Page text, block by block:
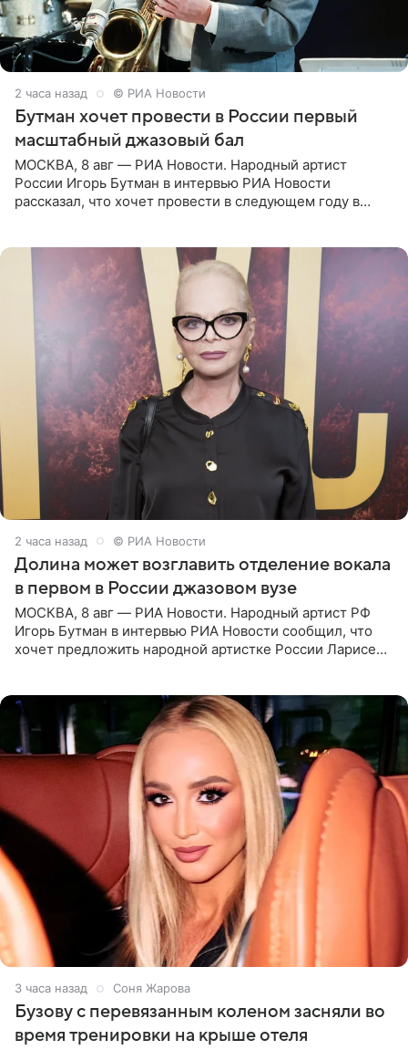
2 часа назад © РИА Новости
Бутман хочет провести в России первый
масштабный джазовый бал
МОСКВА, 8 авг — РИА Новости. Народный артист
России Игорь Бутман в интервью РИА Новости
рассказал, что хочет провести в следующем году в
2 часа назад © РИА Новости
Долина может возглавить отделение вокала
в первом в России джазовом вузе
МОСКВА, 8 авг — РИА Новости. Народный артист РФ
Игорь Бутман в интервью РИА Новости сообщил, что
хочет предложить народной артистке России Ларисе
3 часа назад Соня Жарова
Бузову с перевязанным коленом засняли во
время тренировки на крыше отеля